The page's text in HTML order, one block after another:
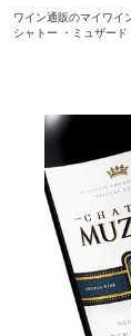
ワイン通販のマイワイ
シャトー ・ミュザード